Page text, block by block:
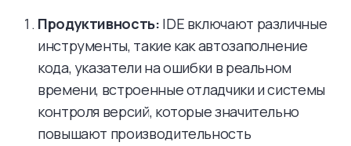
Продуктивность: IDE включают различные
инструменты, такие как автозаполнение
кода, указатели на ошибки в реальном
времени, встроенные отладчики и системы
контроля версий, которые значительно
повышают производительность